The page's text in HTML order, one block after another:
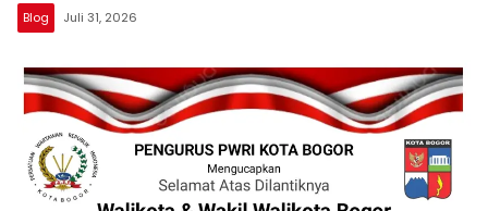
Blog Juli 31, 2026